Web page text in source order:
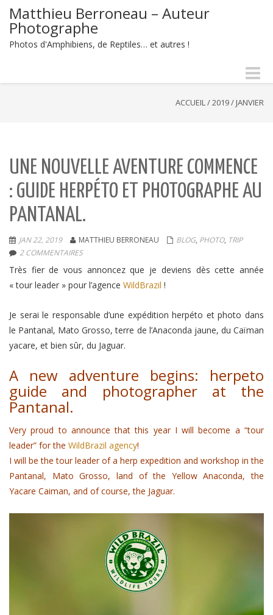
Matthieu Berroneau – Auteur
Photographe
Photos d'Amphibiens, de Reptiles… et autres !
-
ACCUEIL/2019/ JANVIER
UNE NOUVELLE AVENTURE COMMENCE
: GUIDE HERPÉTO ET PHOTOGRAPHE AU
PANTANAL.
JAN 22, 2019 MATTHIEU BERRONEAU BLOG, PHOTO, TRIP
2 COMMENTAIRES
Très fier de vous annoncez que je deviens dès cette année
« tour leader » pour l’agence WildBrazil !
Je serai le responsable d’une expédition herpéto et photo dans
le Pantanal, Mato Grosso, terre de l’Anaconda jaune, du Caïman
yacare, et bien sûr, du Jaguar.
A new adventure begins: herpeto
guide and photographer at the
Pantanal.
Very proud to announce that this year I will become a “tour
leader” for the WildBrazil agency!
I will be the tour leader of a herp expedition and workshop in the
Pantanal, Mato Grosso, land of the Yellow Anaconda, the
Yacare Caiman, and of course, the Jaguar.